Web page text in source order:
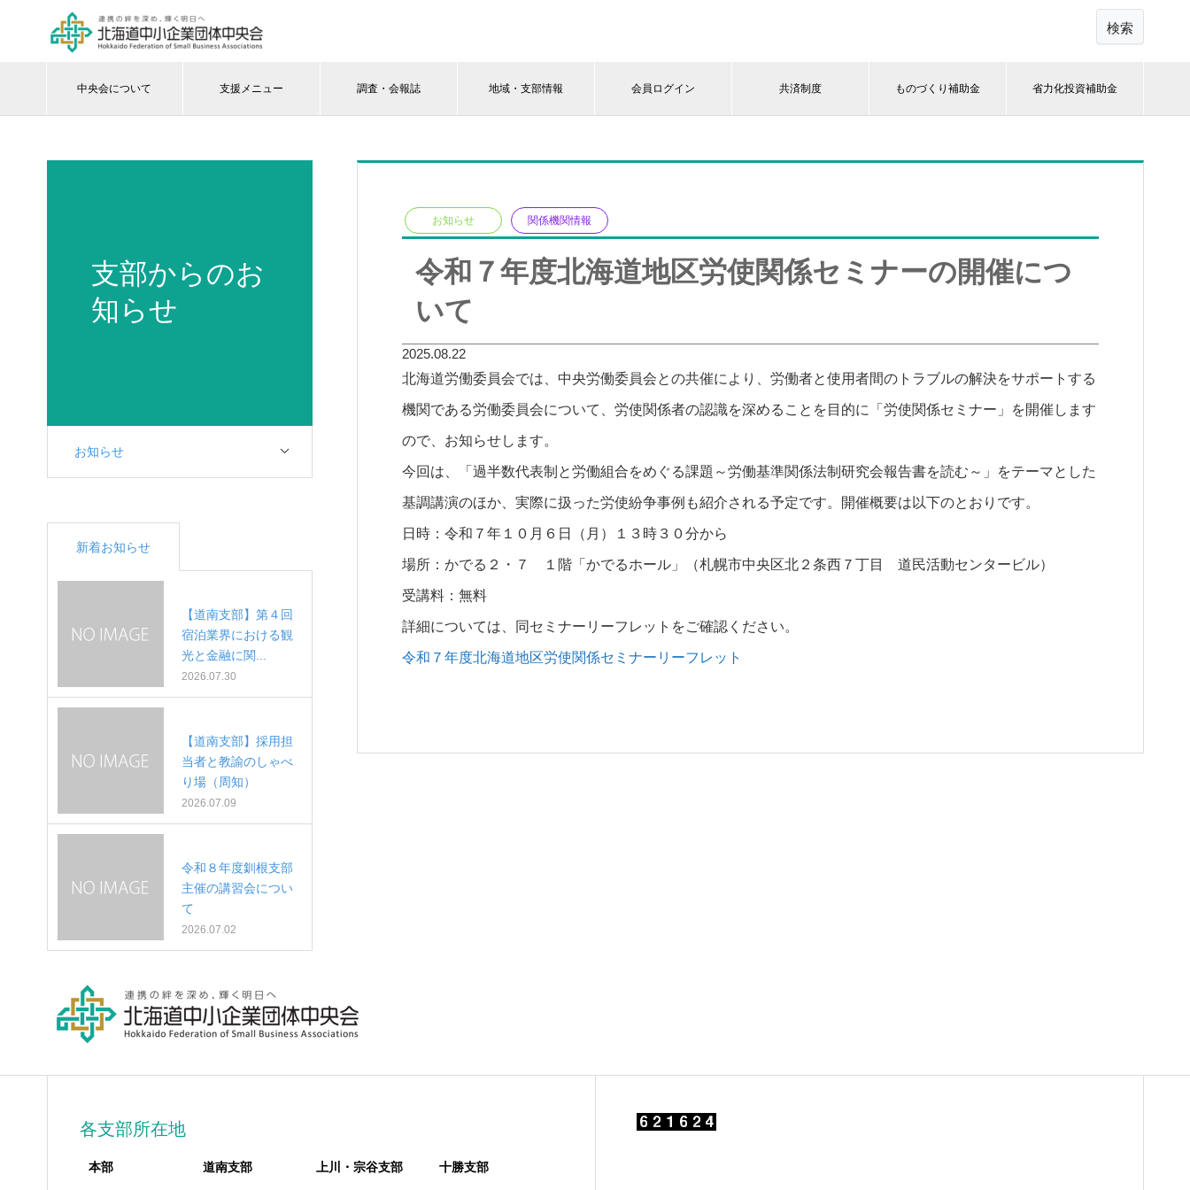
検索
中央会について 支援メニュー 調査・会報誌 地域・支部情報 会員ログイン 共済制度 ものづくり補助金 省力化投資補助金
支部からのお
知らせ
お知らせ
お知らせ 関係機関情報
令和７年度北海道地区労使関係セミナーの開催につ
いて
2025.08.22
北海道労働委員会では、中央労働委員会との共催により、労働者と使用者間のトラブルの解決をサポートする
機関である労働委員会について、労使関係者の認識を深めることを目的に「労使関係セミナー」を開催します
ので、お知らせします。
今回は、「過半数代表制と労働組合をめぐる課題～労働基準関係法制研究会報告書を読む～」をテーマとした
基調講演のほか、実際に扱った労使紛争事例も紹介される予定です。開催概要は以下のとおりです。
日時：令和７年１０月６日（月）１３時３０分から
場所：かでる２・７ １階「かでるホール」（札幌市中央区北２条西７丁目 道民活動センタービル）
受講料：無料
詳細については、同セミナーリーフレットをご確認ください。
令和７年度北海道地区労使関係セミナーリーフレット
新着お知らせ
【道南支部】第４回
宿泊業界における観
光と金融に関...
2026.07.30
【道南支部】採用担
当者と教諭のしゃべ
り場（周知）
2026.07.09
令和８年度釧根支部
主催の講習会につい
て
2026.07.02
各支部所在地
本部 道南支部 上川・宗谷支部 十勝支部